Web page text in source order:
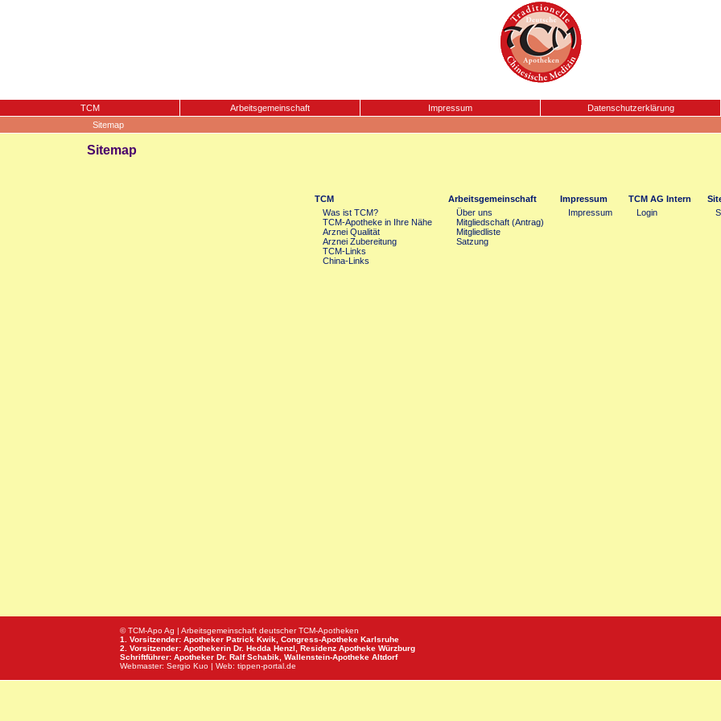
TCM Arbeitsgemeinschaft Impressum Datenschutzerklärung
Sitemap
Sitemap
TCM
Was ist TCM?
TCM-Apotheke in Ihre Nähe
Arznei Qualität
Arznei Zubereitung
TCM-Links
China-Links
Arbeitsgemeinschaft
Über uns
Mitgliedschaft (Antrag)
Mitgliedliste
Satzung
Impressum
Impressum
TCM AG Intern
Login
© TCM-Apo Ag | Arbeitsgemeinschaft deutscher TCM-Apotheken
1. Vorsitzender: Apotheker Patrick Kwik, Congress-Apotheke Karlsruhe
2. Vorsitzender: Apothekerin Dr. Hedda Henzl, Residenz Apotheke Würzburg
Schriftführer: Apotheker Dr. Ralf Schabik, Wallenstein-Apotheke Altdorf
Webmaster: Sergio Kuo | Web: tippen-portal.de